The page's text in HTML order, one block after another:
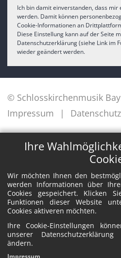
Ihre
Wir möchten Ihnen den
werden Informationen über
Cookies gespeichert. Klicken
Funktionen dieser Website
Cookies aktiveren möchten.
Ihre Cookie-Einstellungen
unserer
ändern.
Ich bin damit einverstanden, dass
werden. Damit können
Cookie-Informationen an
Diese Einstellung kann auf der Seite
Datenschutzerklärung (siehe Link im
wieder geändert werden.
© Schlosskirchenmusik
Impressum